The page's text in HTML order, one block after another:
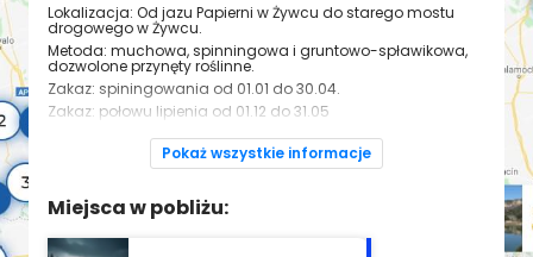
Lokalizacja: Od jazu Papierni w Żywcu do starego mostu
drogowego w Żywcu.
Metoda: muchowa, spinningowa i gruntowo-spławikowa,
dozwolone przynęty roślinne.
Zakaz: spiningowania od 01.01 do 30.04.
Zakaz: połowu lipienia od 01.12 do 31.05
49.679647; 19.196602
Regulamin okręgu PZW w Bielsku-Białej
Pokaż wszystkie informacje
Miejsca w pobliżu: